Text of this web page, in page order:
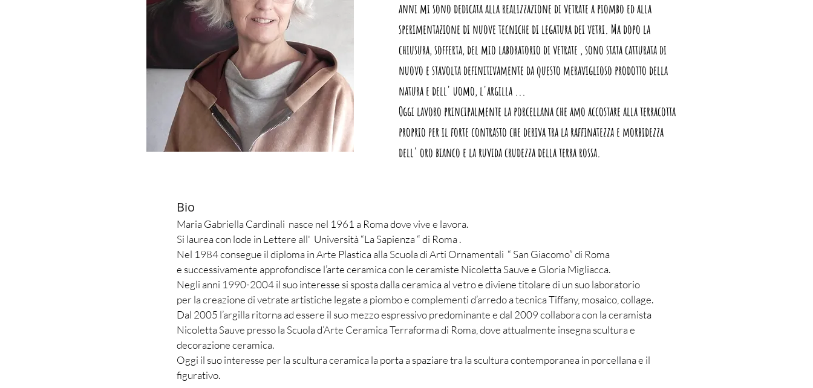
anni mi sono dedicata alla realizzazione di vetrate a piombo ed alla
sperimentazione di nuove tecniche di legatura dei vetri. Ma dopo la
chiusura, sofferta, del mio laboratorio di vetrate , sono stata catturata di
nuovo e stavolta definitivamente da questo meraviglioso prodotto della
natura e dell' uomo, l'argilla ...
Oggi lavoro principalmente la porcellana che amo accostare alla terracotta
proprio per il forte contrasto che deriva tra la raffinatezza e morbidezza
dell' oro bianco e la ruvida crudezza della terra rossa.
Bio
Maria Gabriella Cardinali nasce nel 1961 a Roma dove vive e lavora.
Si laurea con lode in Lettere all' Università “La Sapienza “ di Roma .
Nel 1984 consegue il diploma in Arte Plastica alla Scuola di Arti Ornamentali “ San Giacomo” di Roma
e successivamente approfondisce l’arte ceramica con le ceramiste Nicoletta Sauve e Gloria Migliacca.
Negli anni 1990-2004 il suo interesse si sposta dalla ceramica al vetro e diviene titolare di un suo laboratorio
per la creazione di vetrate artistiche legate a piombo e complementi d’arredo a tecnica Tiffany, mosaico, collage.
Dal 2005 l’argilla ritorna ad essere il suo mezzo espressivo predominante e dal 2009 collabora con la ceramista
Nicoletta Sauve presso la Scuola d’Arte Ceramica Terraforma di Roma, dove attualmente insegna scultura e
decorazione ceramica.
Oggi il suo interesse per la scultura ceramica la porta a spaziare tra la scultura contemporanea in porcellana e il
figurativo.